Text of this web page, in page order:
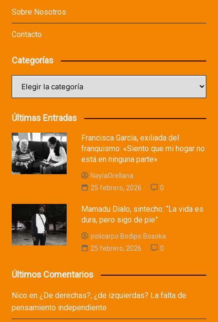
Sobre Nosotros
Contacto
Categorías
Últimas Entradas
Francisca García, exiliada del
franquismo: «Siento que mi hogar no
está en ninguna parte»
NaylaOrellana
25 febrero, 2026
0
Mamadu Dialo, sintecho: “La vida es
dura, pero sigo de pie”
policarpo Bodipo Bosoka
25 febrero, 2026
0
Últimos Comentarios
Nicoen ¿De derechas?, ¿de izquierdas? La falta de
pensamiento independiente